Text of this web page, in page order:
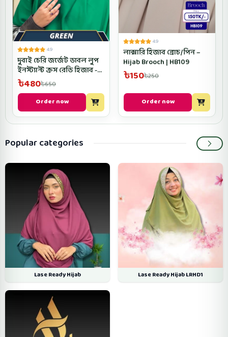
4.9
দুবাই চেরি জর্জেট ডাবল লুপ
ইনস্ট্যান্ট ক্রস রেডি হিজাব -
D2CROSRH- Green Color
৳480৳650
Order now
4.9
লাক্সারি হিজাব ব্রোচ/পিন –
Hijab Brooch | HB109
৳150৳250
Order now
Popular categories
Lase Ready Hijab Lase Ready Hijab LRHD1